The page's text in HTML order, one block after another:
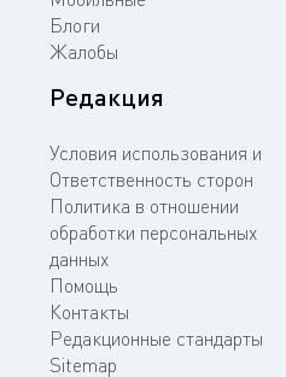
Блоги
Жалобы
Редакция
Условия использования и
Ответственность сторон
Политика в отношении
обработки персональных
данных
Помощь
Контакты
Редакционные стандарты
Sitemap